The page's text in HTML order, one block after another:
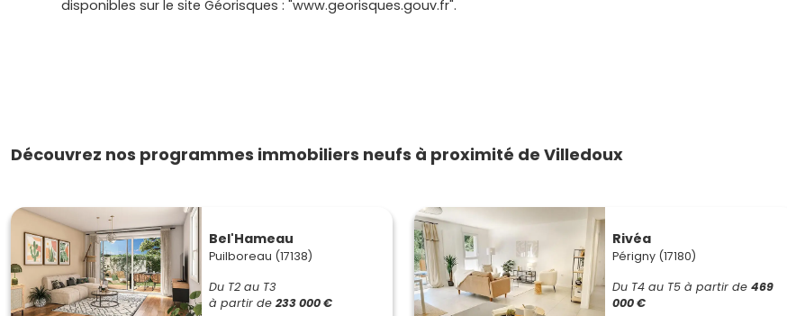
disponibles sur le site Géorisques : "www.georisques.gouv.fr".
Découvrez nos programmes immobiliers neufs à proximité de Villedoux
Bel'Hameau
Puilboreau (17138)
Du T2 au T3
à partir de 233 000 €
Rivéa
Périgny (17180)
Du T4 au T5 à partir de 469
000 €